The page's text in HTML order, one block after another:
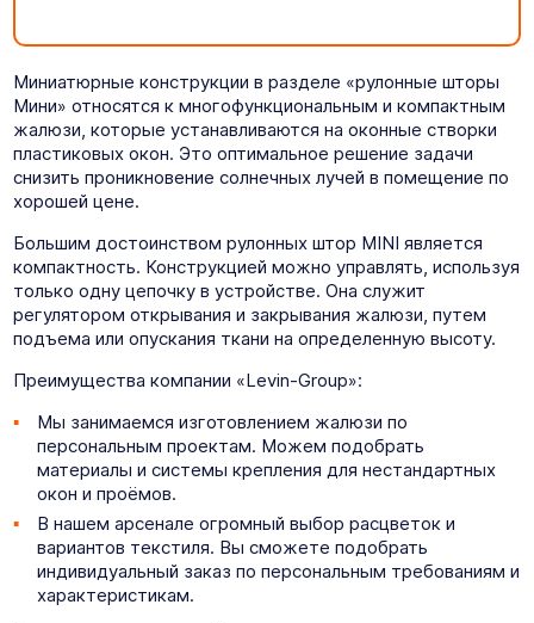
Миниатюрные конструкции в разделе «рулонные шторы
Мини» относятся к многофункциональным и компактным
жалюзи, которые устанавливаются на оконные створки
пластиковых окон. Это оптимальное решение задачи
снизить проникновение солнечных лучей в помещение по
хорошей цене.
Большим достоинством рулонных штор MINI является
компактность. Конструкцией можно управлять, используя
только одну цепочку в устройстве. Она служит
регулятором открывания и закрывания жалюзи, путем
подъема или опускания ткани на определенную высоту.
Преимущества компании «Levin-Group»:
Мы занимаемся изготовлением жалюзи по
персональным проектам. Можем подобрать
материалы и системы крепления для нестандартных
окон и проёмов.
В нашем арсенале огромный выбор расцветок и
вариантов текстиля. Вы сможете подобрать
индивидуальный заказ по персональным требованиям и
характеристикам.